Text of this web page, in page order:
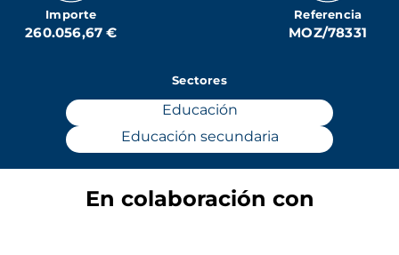
Importe
260.056,67 €
Referencia
MOZ/78331
Sectores
Educación
Educación secundaria
En colaboración con